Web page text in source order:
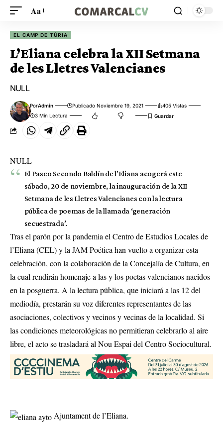
Aa
EL CAMP DE TÚRIA
L’Eliana celebra la XII Setmana
de les Lletres Valencianes
NULL
PorAdmin Publicado Noviembre 19, 2021
405 Vistas
3 Min Lectura
NULL
El Paseo Secondo Baldín de l’Eliana acogerá este
sábado, 20 de noviembre, la inauguración de la XII
Setmana de les Lletres Valencianes con la lectura
pública de poemas de la llamada ‘generación
secuestrada’.
Tras el parón por la pandemia el Centro de Estudios Locales de
l’Eliana (CEL) y la JAM Poética han vuelto a organizar esta
celebración, con la colaboración de la Concejalía de Cultura, en
la cual rendirán homenaje a las y los poetas valencianos nacidos
en la posguerra. A la lectura pública, que iniciará a las 12 del
mediodía, prestarán su voz diferentes representantes de las
asociaciones, colectivos y vecinos y vecinas de la localidad. Si
las condiciones meteorológicas no permitieran celebrarlo al aire
libre, el acto se trasladará al Nou Espai del Centro Sociocultural.
Ajuntament de l’Eliana.